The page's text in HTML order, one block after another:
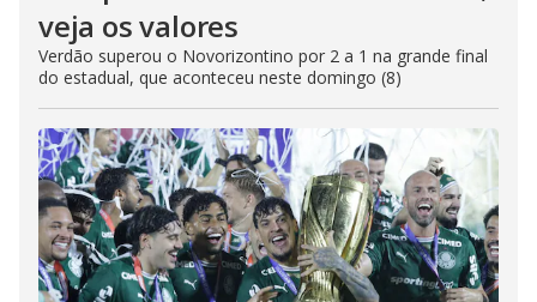
veja os valores
Verdão superou o Novorizontino por 2 a 1 na grande final
do estadual, que aconteceu neste domingo (8)